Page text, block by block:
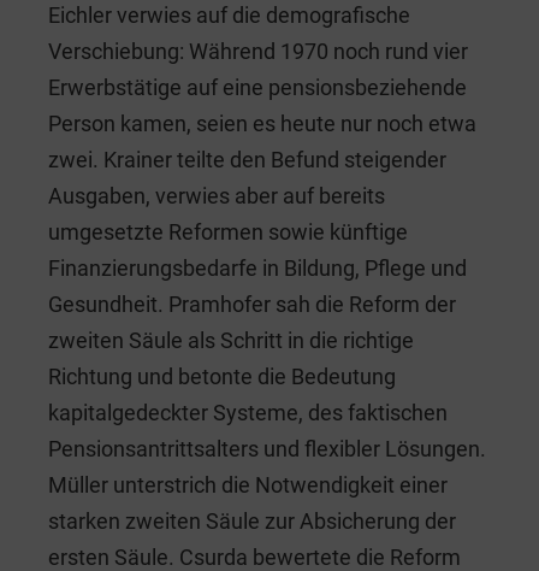
Eichler verwies auf die demografische
Verschiebung: Während 1970 noch rund vier
Erwerbstätige auf eine pensionsbeziehende
Person kamen, seien es heute nur noch etwa
zwei. Krainer teilte den Befund steigender
Ausgaben, verwies aber auf bereits
umgesetzte Reformen sowie künftige
Finanzierungsbedarfe in Bildung, Pflege und
Gesundheit. Pramhofer sah die Reform der
zweiten Säule als Schritt in die richtige
Richtung und betonte die Bedeutung
kapitalgedeckter Systeme, des faktischen
Pensionsantrittsalters und flexibler Lösungen.
Müller unterstrich die Notwendigkeit einer
starken zweiten Säule zur Absicherung der
ersten Säule. Csurda bewertete die Reform